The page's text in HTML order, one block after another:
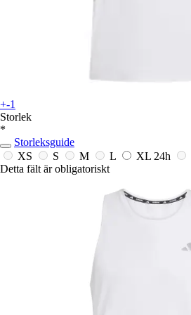
+-1
Storlek
*
Storleksguide
XS
S M L XL 24h
Detta fält är obligatoriskt